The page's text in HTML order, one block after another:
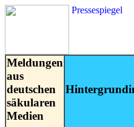
Pressespiegel
Meldungen
aus
deutschen
säkularen
Medien